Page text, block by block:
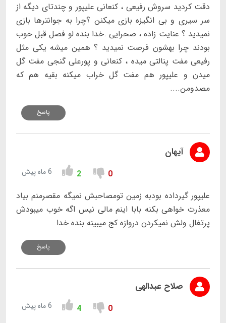
دقت کردید سروش رفیعی ، کنعانی علیپور و چندتای دیگه از
سر سیری و بی انگیزه بازی میکنن ؟چرا به جوانترها بازی
نمیدید ؟ عنایت زاده ، صحرایی .خدا بنده لو فصل قبل خوب
بودند چرا بهشون فرصت نمیدید ؟ همین میشه یکی مثل
رفیعی مفت پنالتی میده ، کنعانی و پورعلی گنجی مفت گل
میدن و علیپور هم مفت گل خراب میکنه بقیه هم که
مصدومن....
پاسخ
آیهان
0
2 6 ماه پیش
علیپور گیرداده بودبه زمین تومصاحبش نمیگه مقصرمنم بیاد
معذرت خواهی بکنه بابا اینم مالی نیس اگه خوب میبودش
پرتغال ولش نمیکردن دروازه کج میبینه بنده خدا
پاسخ
صلاح عبدالهی
0
4 6 ماه پیش